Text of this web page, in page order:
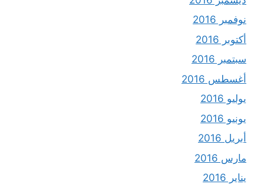
نوفمبر 2016
أكتوبر 2016
سبتمبر 2016
أغسطس 2016
يوليو 2016
يونيو 2016
أبريل 2016
مارس 2016
يناير 2016